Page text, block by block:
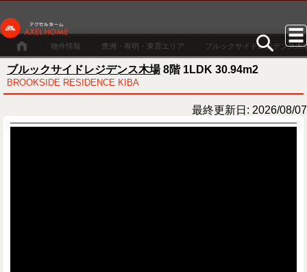
物件情報 豊洲・有明・東雲エリア ブルックサイドレジデンス木
ブルックサイドレジデンス木場8階 1LDK 30.94m2
BROOKSIDE RESIDENCE KIBA
最終更新日: 2026/08/07